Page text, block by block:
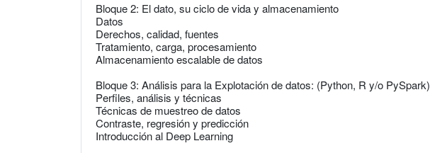
Bloque 2: El dato, su ciclo de vida y almacenamiento
Datos
Derechos, calidad, fuentes
Tratamiento, carga, procesamiento
Almacenamiento escalable de datos
Bloque 3: Análisis para la Explotación de datos: (Python, R y/o PySpark)
Perfiles, análisis y técnicas
Técnicas de muestreo de datos
Contraste, regresión y predicción
Introducción al Deep Learning